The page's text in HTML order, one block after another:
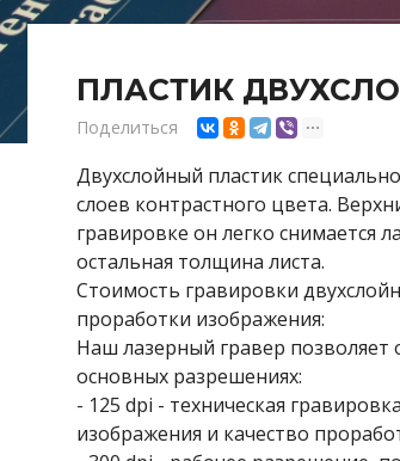
ПЛАСТИК
Поделиться
Двухслойный пластик
слоев контрастного цвета.
гравировке он легко снимается
остальная толщина листа.
Стоимость гравировки
проработки изображения:
Наш лазерный гравер позволяет
основных разрешениях:
- 125 dpi - техническая
изображения и качество